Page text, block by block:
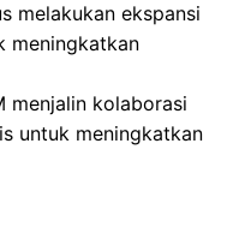
melakukan ekspansi
meningkatkan
menjalin kolaborasi
untuk meningkatkan